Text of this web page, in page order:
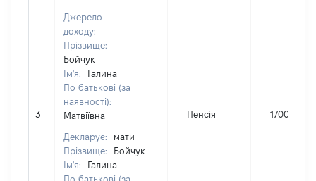
3
Джерело
доходу:
Прізвище:
Бойчук
Ім'я:
Галина
По батькові (за
наявності):
Матвіївна
Декларує:
мати
Прізвище:
Бойчук
Ім'я:
Галина
По батькові (за
Пенсія 17000